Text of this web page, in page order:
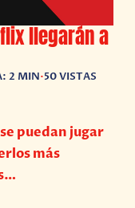
llegarán a
2 MIN•50 VISTAS
puedan jugar
más